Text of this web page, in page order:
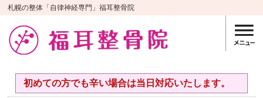
札幌の整体「自律神経専門」福耳整骨院
初めての方でも辛い場合は当日対応いたします。